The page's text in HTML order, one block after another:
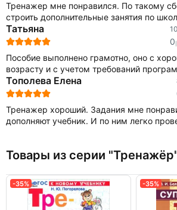
Тренажер мне понравился. По такому
строить дополнительные занятия по
Татьяна
0
Пособие выполнено грамотно, оно с
возрасту и с учетом требований
Тополева Елена
Тренажер хороший. Задания мне
дополняют учебник. И по ним легко
Товары из серии
-35% -35%